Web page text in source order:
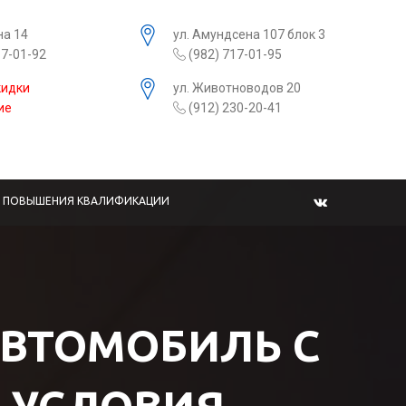
14
01-92
ул. Амундсена 107 блок 3
(982) 717-01-95
ул. Животноводов 20
(912) 230-20-41
ПОВЫШЕНИЯ КВАЛИФИКАЦИИ
С